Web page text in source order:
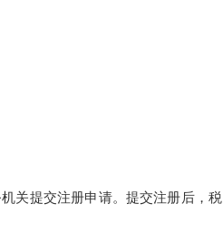
关提交注册申请。提交注册后，税